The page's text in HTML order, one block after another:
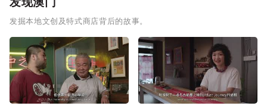
发掘本地文创及特式商店背后的故事。